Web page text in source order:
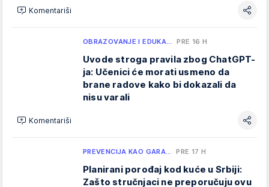
Komentariši
OBRAZOVANJE I EDUKA… PRE 16 H
Uvode stroga pravila zbog ChatGPT-
ja: Učenici će morati usmeno da
brane radove kako bi dokazali da
nisu varali
Komentariši
PREVENCIJA KAO GARA… PRE 17 H
Planirani porođaj kod kuće u Srbiji:
Zašto stručnjaci ne preporučuju ovu